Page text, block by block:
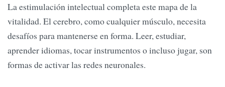
La estimulación intelectual completa este mapa de la
vitalidad. El cerebro, como cualquier músculo, necesita
desafíos para mantenerse en forma. Leer, estudiar,
aprender idiomas, tocar instrumentos o incluso jugar, son
formas de activar las redes neuronales.